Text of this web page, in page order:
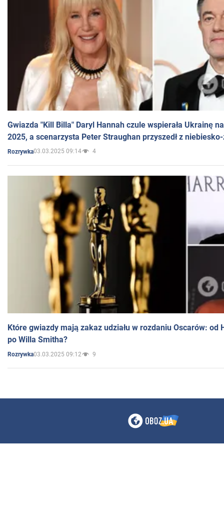
Gwiazda "Kill Billa" Daryl Hannah czule wspierała Ukrainę
2025, a scenarzysta Peter Straughan przyszedł z
Rozrywka03.03.2025 09:14 4
Które gwiazdy mają zakaz udziału w rozdaniu Oscarów: od
po Willa Smitha?
Rozrywka03.03.2025 09:12 9